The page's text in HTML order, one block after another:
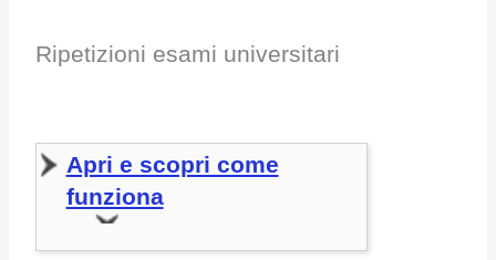
Ripetizioni esami universitari
Apri e scopri come
funziona